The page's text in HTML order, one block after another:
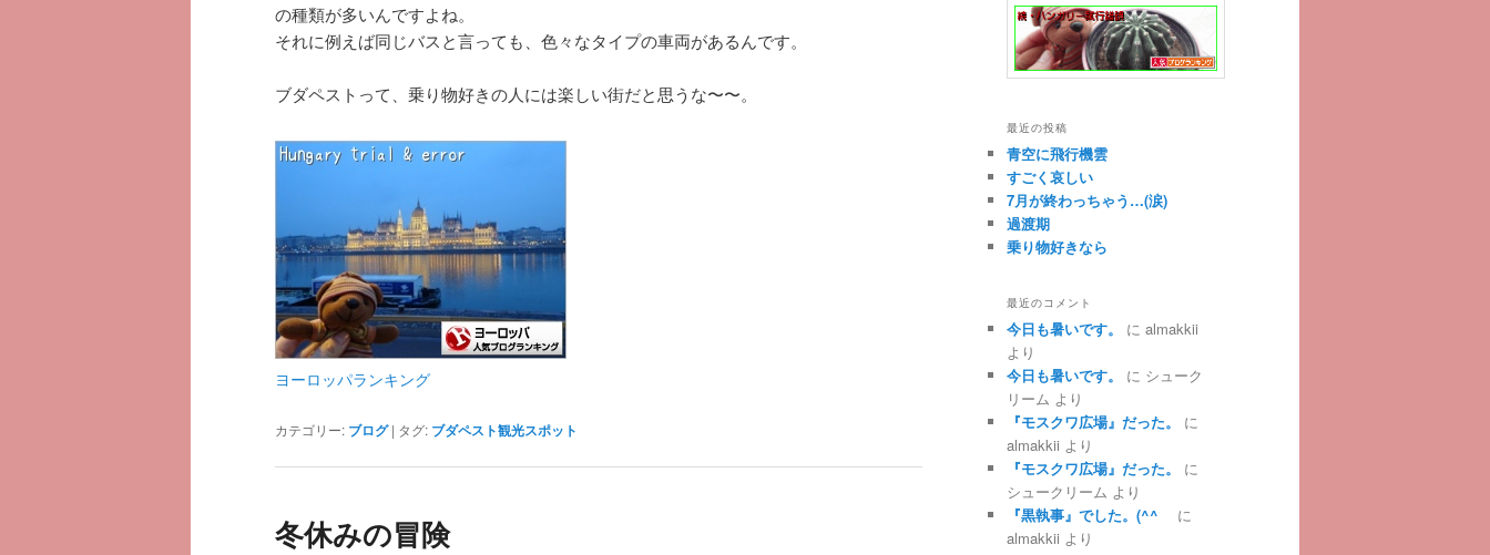
の種類が多いんですよね。
それに例えば同じバスと言っても、色々なタイプの車両があるんです。
ブダペストって、乗り物好きの人には楽しい街だと思うな〜〜。
ヨーロッパランキング
カテゴリー: ブログ | タグ: ブダペスト観光スポット
冬休みの冒険
最近の投稿
青空に飛行機雲
すごく哀しい
7月が終わっちゃう…(涙)
過渡期
乗り物好きなら
最近のコメント
今日も暑いです。 に almakkii
より
今日も暑いです。
に シューク
リーム より
『モスクワ広場』だった。
に
almakkii より
『モスクワ広場』だった。
に
シュークリーム より
『黒執事』でした。(^^ゞ
に
almakkii より